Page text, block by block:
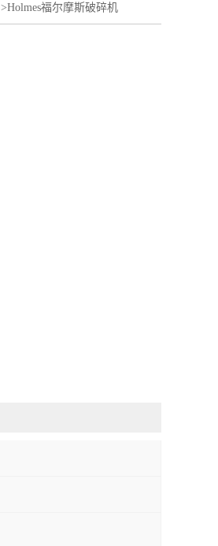
>Holmes福尔摩斯破碎机